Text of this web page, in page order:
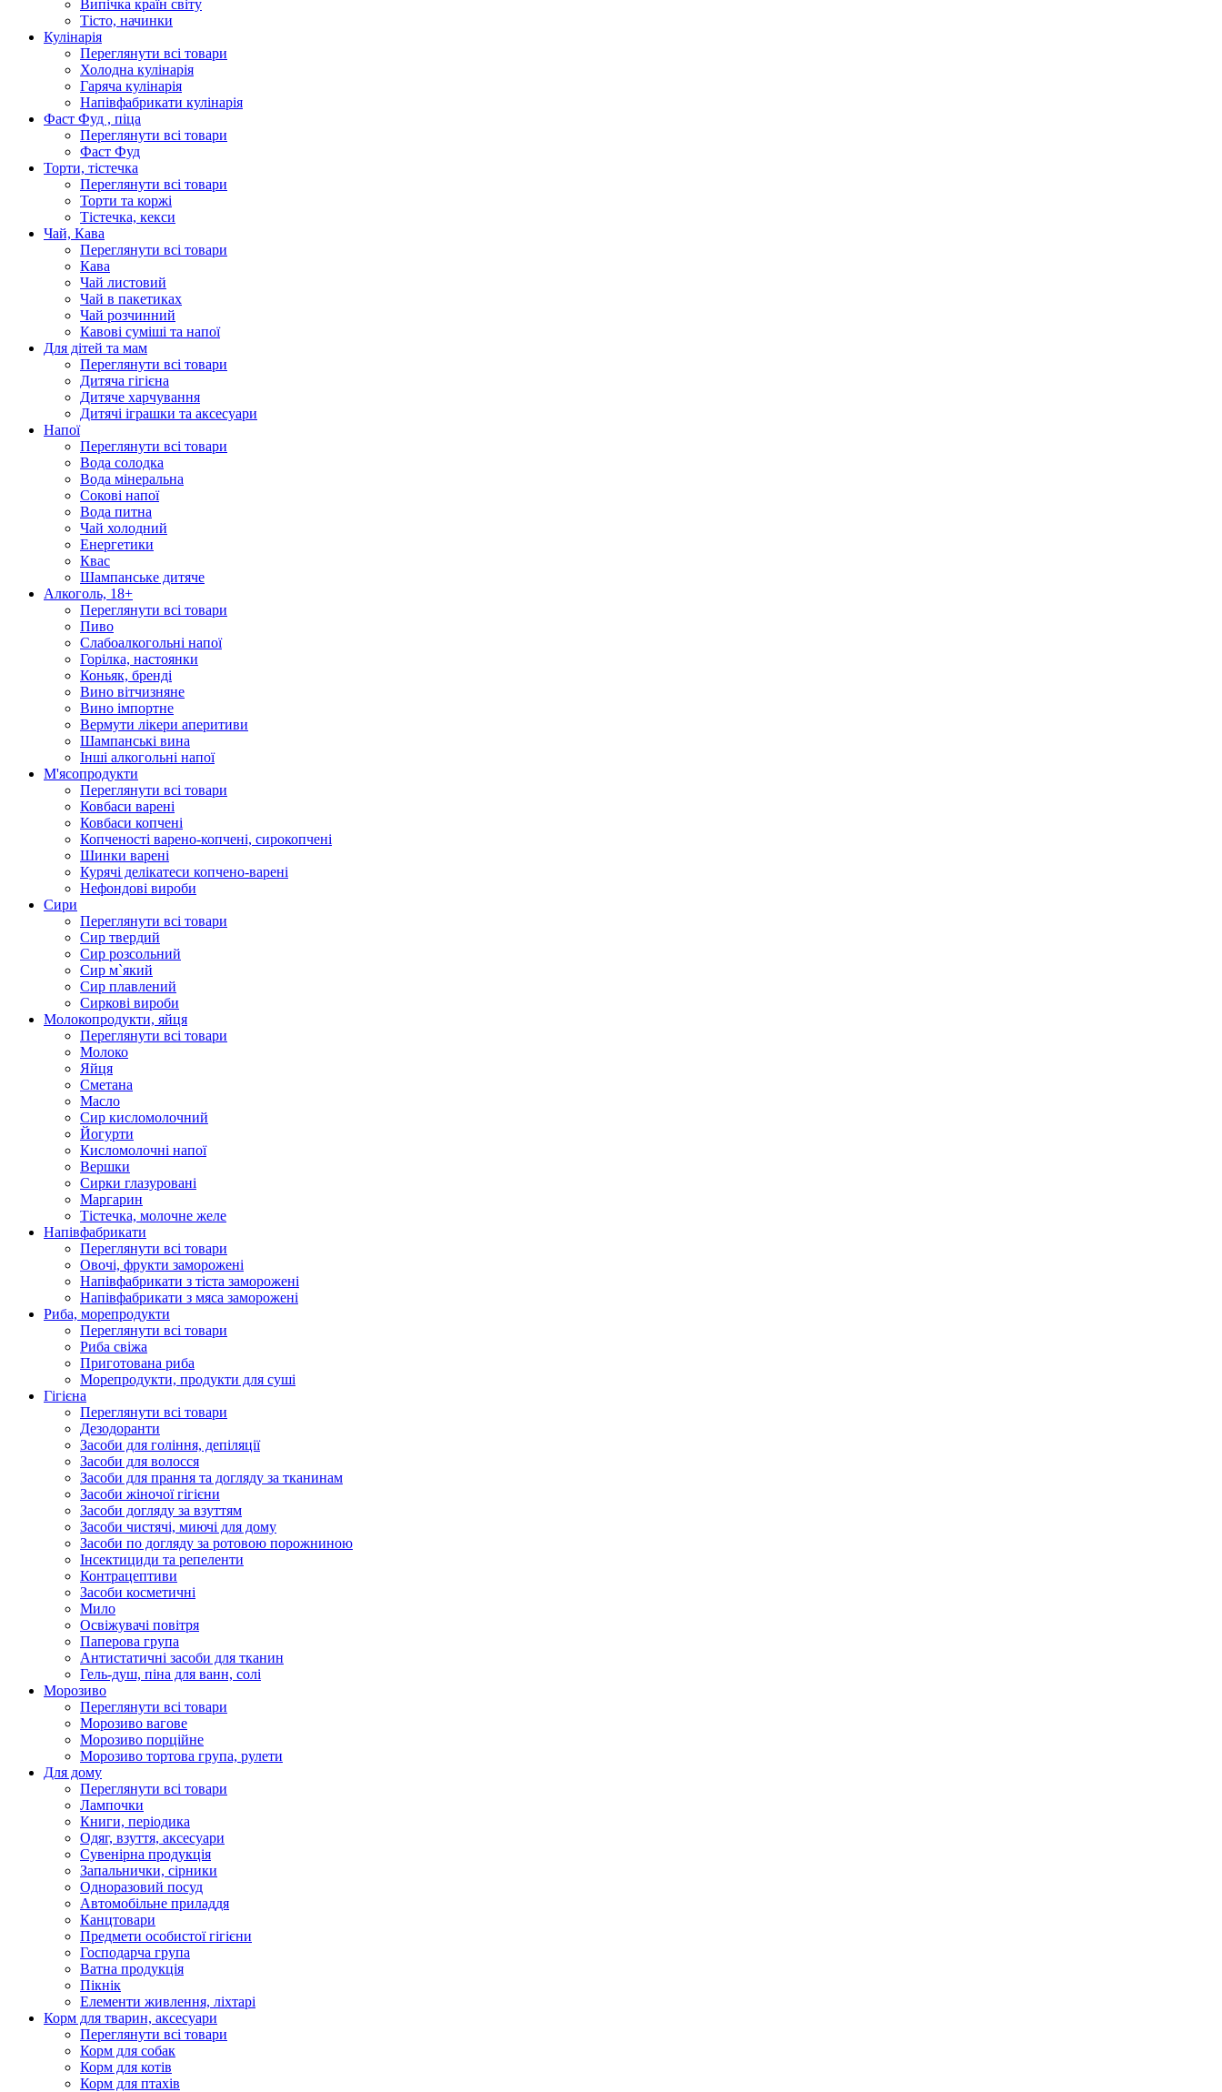
Випічка країн світу
Тісто, начинки
Кулінарія
Переглянути всі товари
Холодна кулінарія
Гаряча кулінарія
Напівфабрикати кулінарія
Фаст Фуд , піца
Переглянути всі товари
Фаст Фуд
Торти, тістечка
Переглянути всі товари
Торти та коржі
Тістечка, кекси
Чай, Кава
Переглянути всі товари
Кава
Чай листовий
Чай в пакетиках
Чай розчинний
Кавові суміші та напої
Для дітей та мам
Переглянути всі товари
Дитяча гігієна
Дитяче харчування
Дитячі іграшки та аксесуари
Напої
Переглянути всі товари
Вода солодка
Вода мінеральна
Сокові напої
Вода питна
Чай холодний
Енергетики
Квас
Шампанське дитяче
Алкоголь, 18+
Переглянути всі товари
Пиво
Слабоалкогольні напої
Горілка, настоянки
Коньяк, бренді
Вино вітчизняне
Вино імпортне
Вермути лікери аперитиви
Шампанські вина
Інші алкогольні напої
М'ясопродукти
Переглянути всі товари
Ковбаси варені
Ковбаси копчені
Копченості варено-копчені, сирокопчені
Шинки варені
Курячі делікатеси копчено-варені
Нефондові вироби
Сири
Переглянути всі товари
Сир твердий
Сир розсольний
Сир м`який
Сир плавлений
Сиркові вироби
Молокопродукти, яйця
Переглянути всі товари
Молоко
Яйця
Сметана
Масло
Сир кисломолочний
Йогурти
Кисломолочні напої
Вершки
Сирки глазуровані
Маргарин
Тістечка, молочне желе
Напівфабрикати
Переглянути всі товари
Овочі, фрукти заморожені
Напівфабрикати з тіста заморожені
Напівфабрикати з мяса заморожені
Риба, морепродукти
Переглянути всі товари
Риба свіжа
Приготована риба
Морепродукти, продукти для суші
Гігієна
Переглянути всі товари
Дезодоранти
Засоби для гоління, депіляції
Засоби для волосся
Засоби для прання та догляду за тканинам
Засоби жіночої гігієни
Засоби догляду за взуттям
Засоби чистячі, миючі для дому
Засоби по догляду за ротовою порожниною
Інсектициди та репеленти
Контрацептиви
Засоби косметичні
Мило
Освіжувачі повітря
Паперова група
Антистатичні засоби для тканин
Гель-душ, піна для ванн, солі
Морозиво
Переглянути всі товари
Морозиво вагове
Морозиво порційне
Морозиво тортова група, рулети
Для дому
Переглянути всі товари
Лампочки
Книги, періодика
Одяг, взуття, аксесуари
Сувенірна продукція
Запальнички, сірники
Одноразовий посуд
Автомобільне приладдя
Канцтовари
Предмети особистої гігієни
Господарча група
Ватна продукція
Пікнік
Елементи живлення, ліхтарі
Корм для тварин, аксесуари
Переглянути всі товари
Корм для собак
Корм для котів
Корм для птахів